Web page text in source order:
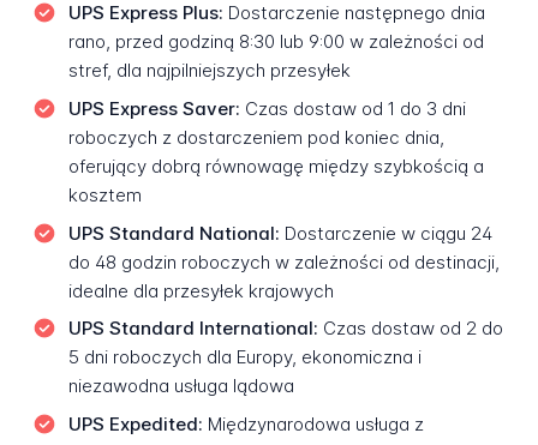
UPS Express Plus: Dostarczenie następnego dnia
rano, przed godziną 8:30 lub 9:00 w zależności od
stref, dla najpilniejszych przesyłek
UPS Express Saver: Czas dostaw od 1 do 3 dni
roboczych z dostarczeniem pod koniec dnia,
oferujący dobrą równowagę między szybkością a
kosztem
UPS Standard National: Dostarczenie w ciągu 24
do 48 godzin roboczych w zależności od destinacji,
idealne dla przesyłek krajowych
UPS Standard International: Czas dostaw od 2 do
5 dni roboczych dla Europy, ekonomiczna i
niezawodna usługa lądowa
UPS Expedited: Międzynarodowa usługa z